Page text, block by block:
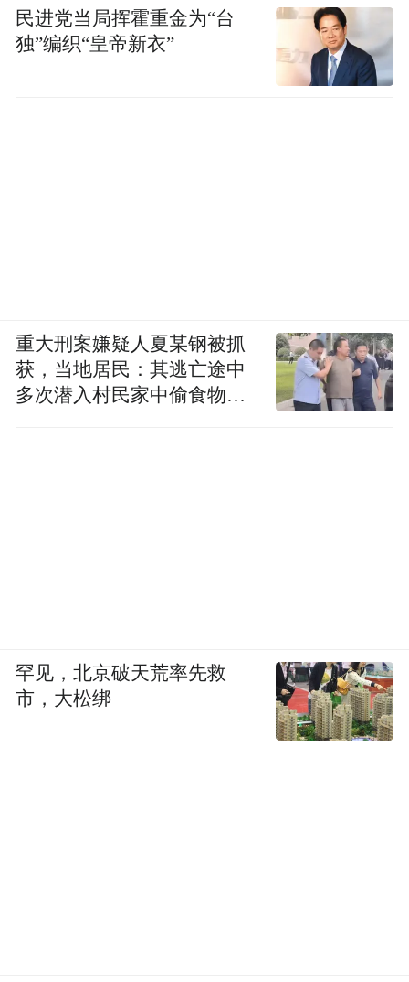
民进党当局挥霍重金为“台
独”编织“皇帝新衣”
重大刑案嫌疑人夏某钢被抓
获，当地居民：其逃亡途中
多次潜入村民家中偷食物被
罕见，北京破天荒率先救
市，大松绑